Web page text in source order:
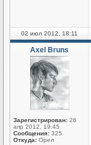
02 июл 2012, 18:11
Axel Bruns
Зарегистрирован: 26
апр 2012, 19:45
Сообщения: 325
Откуда: Орел